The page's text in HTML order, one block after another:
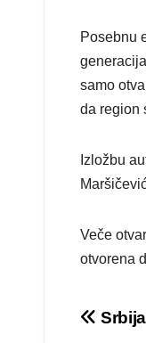
Posebnu
samo
da region
Izložbu
Veče
otvorena
Post